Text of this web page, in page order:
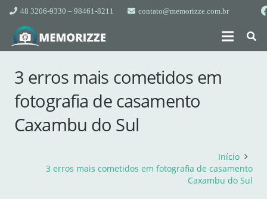
48 3206-9330 – 98461-8211 contato@memorizze.com.br
3 erros mais cometidos em
fotografia de casamento
Caxambu do Sul
Início
3 erros mais cometidos em fotografia de casamento
Caxambu do Sul